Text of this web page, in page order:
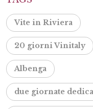
Vite in Riviera
20 giorni Vinitaly
Albenga
due giornate